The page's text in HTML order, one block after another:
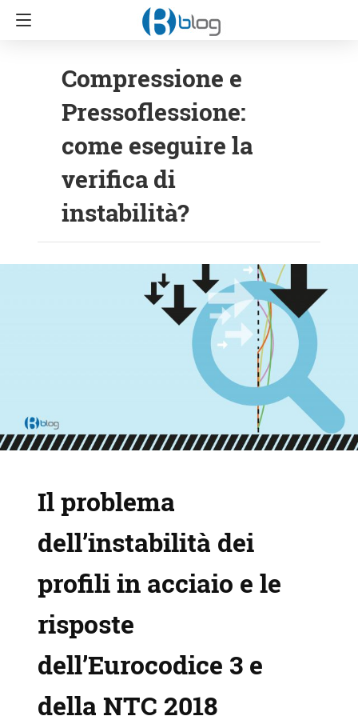
Compressione e
Pressoflessione:
come eseguire la
verifica di
instabilità?
Il problema
dell’instabilità dei
profili in acciaio e le
risposte
dell’Eurocodice 3 e
della NTC 2018